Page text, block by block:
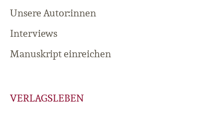
Unsere Autor:innen
Interviews
Manuskript einreichen
VERLAGSLEBEN